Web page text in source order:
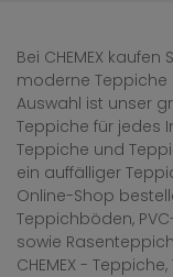
Bei CHEMEX
moderne Teppiche
Auswahl ist unser
Teppiche für jedes
Teppiche und
ein auffälliger
Online-Shop
Teppichböden,
sowie
CHEMEX -